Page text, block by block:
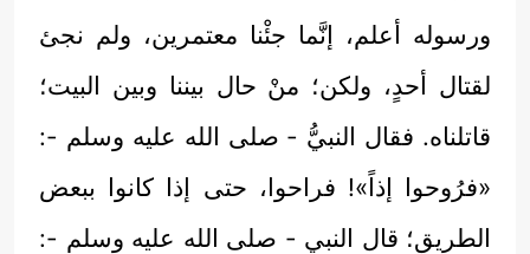
ورسوله أعلم، إنَّما جئْنا معتمرين، ولم نجئ
لقتال أحدٍ، ولكن؛ منْ حال بيننا وبين البيت؛
قاتلناه. فقال النبيُّ - صلى الله عليه وسلم -:
«فرُوحوا إذاً»! فراحوا، حتى إذا كانوا ببعض
الطريق؛ قال النبي - صلى الله عليه وسلم -: